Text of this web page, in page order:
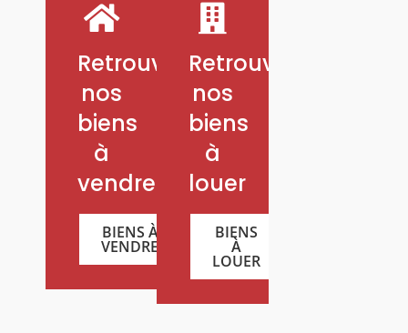
Retrouvez
nos
biens
à
vendre
BIENS À
VENDRE
Retrouvez
nos
biens
à
louer
BIENS
À
LOUER